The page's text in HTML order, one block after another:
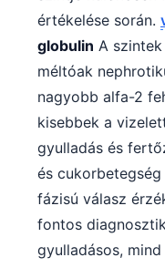
értékelése során.
globulin A
méltóak
nagyobb alfa-2
kisebbek a
gyulladás és
és
fázisú válasz
fontos
gyulladásos,